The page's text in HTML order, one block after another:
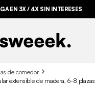
EN 3X / 4X SIN INTERESES
de comedor
extensible de madera, 6-8 plazas